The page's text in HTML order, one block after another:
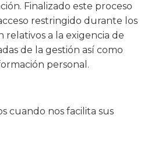
Finalizado este proceso
restringido durante los
relativos a la exigencia de
de la gestión así como
personal.
cuando nos facilita sus